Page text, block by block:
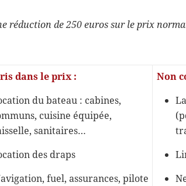
réduction de 250 euros sur le prix
dans le prix :
du bateau : cabines,
cuisine équipée,
sanitaires…
des draps
fuel, assurances, pilote
Non